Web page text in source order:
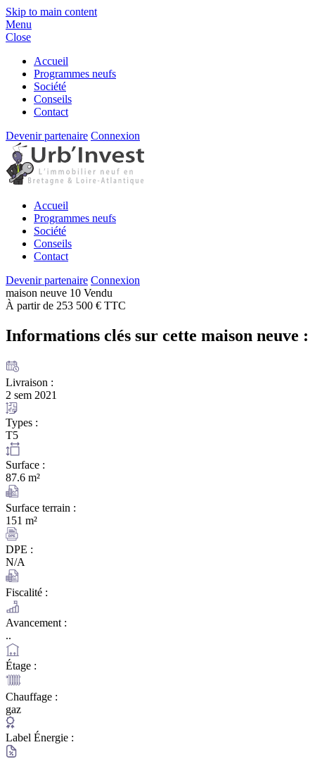
Skip to main content
Menu
Close
Accueil
Programmes neufs
Société
Conseils
Contact
Devenir partenaire Connexion
Accueil
Programmes neufs
Société
Conseils
Contact
Devenir partenaire Connexion
maison neuve 10 Vendu
À partir de 253 500 € TTC
Informations clés sur cette maison neuve :
Livraison :
2 sem 2021
Types :
T5
Surface :
87.6 m²
Surface terrain :
151 m²
DPE :
N/A
Fiscalité :
Avancement :
..
Étage :
Chauffage :
gaz
Label Énergie :